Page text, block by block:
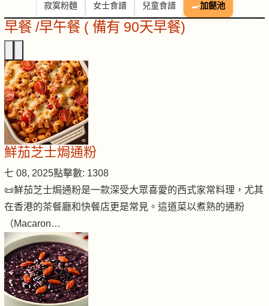
寂寞粉麵 女士食譜 兒童食譜 🍳加餸池
早餐 /早午餐 ( 備有 90天早餐)
鮮茄芝士焗通粉
七 08, 2025點擊數: 1308
📜鮮茄芝士焗通粉是一款深受大眾喜愛的西式家常料理，尤其
在香港的茶餐廳和快餐店更是常見。這道菜以煮熟的通粉
（Macaron…